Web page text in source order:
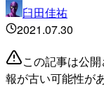
臼田佳祐
2021.07.30
この記事は公
報が古い可能性が